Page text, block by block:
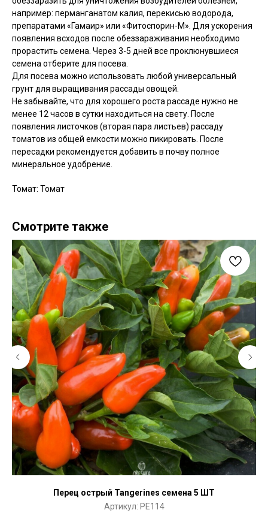
например: перманганатом калия, перекисью водорода,
препаратами «Гамаир» или «Фитоспорин-М». Для ускорения
появления всходов после обеззараживания необходимо
прорастить семена. Через 3-5 дней все проклюнувшиеся
семена отберите для посева.
Для посева можно использовать любой универсальный
грунт для выращивания рассады овощей.
Не забывайте, что для хорошего роста рассаде нужно не
менее 12 часов в сутки находиться на свету. После
появления листочков (вторая пара листьев) рассаду
томатов из общей емкости можно пикировать. После
пересадки рекомендуется добавить в почву полное
минеральное удобрение.
Томат: Томат
Смотрите также
Перец острый Tangerines семена 5 ШТ
Артикул: PE114